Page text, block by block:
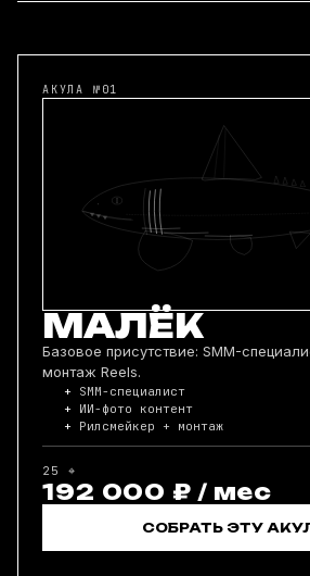
АКУЛА №01
МАЛЁК
Базовое присутствие: SMM-
монтаж Reels.
SMM-специалист
ИИ-фото контент
Рилсмейкер + монтаж
25 ⌖
192 000 ₽ / мес
СОБРАТЬ ЭТУ